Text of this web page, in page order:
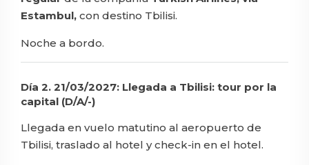
Estambul, con destino Tbilisi.
Noche a bordo.
Día 2. 21/03/2027: Llegada a Tbilisi: tour por la
capital (D/A/-)
Llegada en vuelo matutino al aeropuerto de
Tbilisi, traslado al hotel y check-in en el hotel.